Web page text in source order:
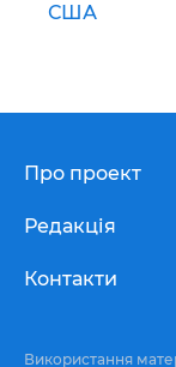
США
Про проект
Редакція
Контакти
Використання